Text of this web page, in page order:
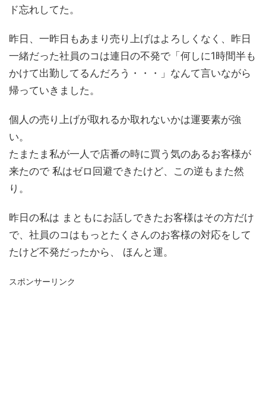
ド忘れしてた。
昨日、一昨日もあまり売り上げはよろしくなく、昨日
一緒だった社員のコは連日の不発で「何しに1時間半も
かけて出勤してるんだろう・・・」なんて言いながら
帰っていきました。
個人の売り上げが取れるか取れないかは運要素が強
い。
たまたま私が一人で店番の時に買う気のあるお客様が
来たので 私はゼロ回避できたけど、この逆もまた然
り。
昨日の私は まともにお話しできたお客様はその方だけ
で、社員のコはもっとたくさんのお客様の対応をして
たけど不発だったから、 ほんと運。
スポンサーリンク